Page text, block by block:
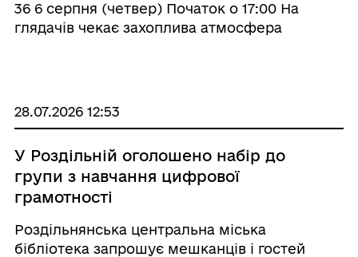
36 6 серпня (четвер) Початок о 17:00 На
глядачів чекає захоплива атмосфера
28.07.2026 12:53
У Роздільній оголошено набір до
групи з навчання цифрової
грамотності
Роздільнянська центральна міська
бібліотека запрошує мешканців і гостей